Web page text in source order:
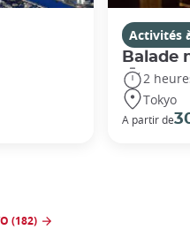
Activités
Balade
2
Tokyo
A partir de
(182)